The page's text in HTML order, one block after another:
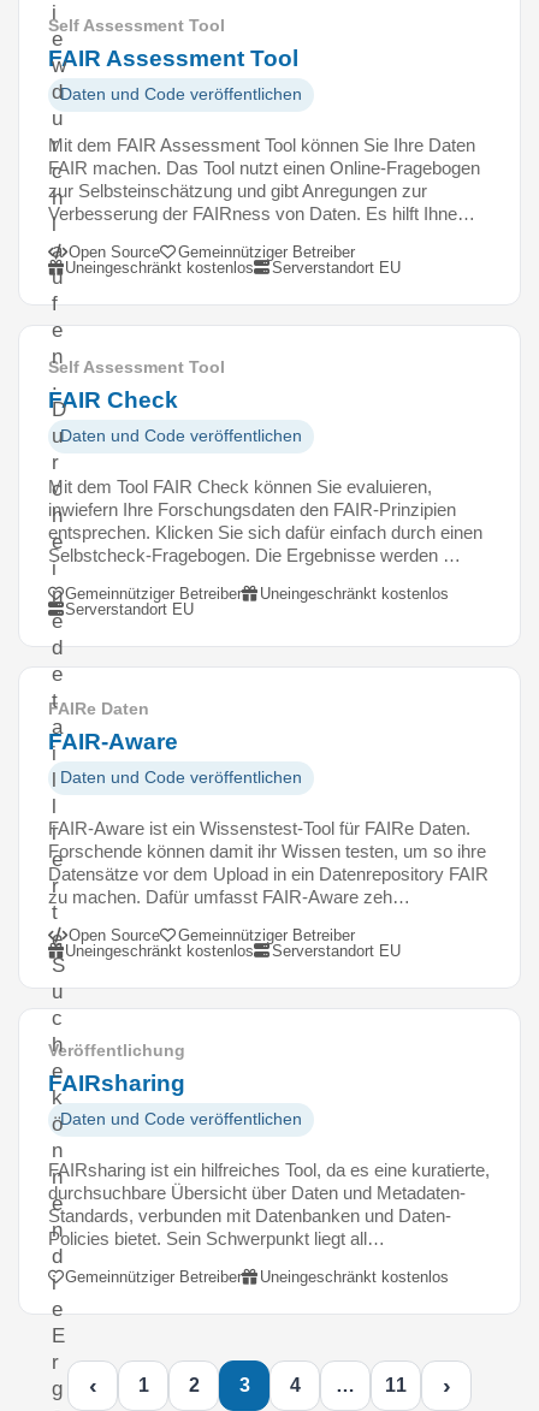
i
e
w
d
u
r
c
h
l
a
u
f
e
n
.
D
u
r
c
h
e
i
n
e
d
e
t
a
i
l
l
i
e
r
t
e
S
u
c
h
e
k
ö
n
n
e
n
d
i
e
E
r
g
Self Assessment Tool
FAIR Assessment Tool
Daten und Code veröffentlichen
Mit dem FAIR Assessment Tool können Sie Ihre Daten
FAIR machen. Das Tool nutzt einen Online-Fragebogen
zur Selbsteinschätzung und gibt Anregungen zur
Verbesserung der FAIRness von Daten. Es hilft Ihne…
Open Source
Gemeinnütziger Betreiber
Uneingeschränkt kostenlos
Serverstandort EU
Self Assessment Tool
FAIR Check
Daten und Code veröffentlichen
Mit dem Tool FAIR Check können Sie evaluieren,
inwiefern Ihre Forschungsdaten den FAIR-Prinzipien
entsprechen. Klicken Sie sich dafür einfach durch einen
Selbstcheck-Fragebogen. Die Ergebnisse werden …
Gemeinnütziger Betreiber
Uneingeschränkt kostenlos
Serverstandort EU
FAIRe Daten
FAIR-Aware
Daten und Code veröffentlichen
FAIR-Aware ist ein Wissenstest-Tool für FAIRe Daten.
Forschende können damit ihr Wissen testen, um so ihre
Datensätze vor dem Upload in ein Datenrepository FAIR
zu machen. Dafür umfasst FAIR-Aware zeh…
Open Source
Gemeinnütziger Betreiber
Uneingeschränkt kostenlos
Serverstandort EU
Veröffentlichung
FAIRsharing
Daten und Code veröffentlichen
FAIRsharing ist ein hilfreiches Tool, da es eine kuratierte,
durchsuchbare Übersicht über Daten und Metadaten-
Standards, verbunden mit Datenbanken und Daten-
Policies bietet. Sein Schwerpunkt liegt all…
Gemeinnütziger Betreiber Uneingeschränkt kostenlos
‹ 1 2 3 4 … 11 ›